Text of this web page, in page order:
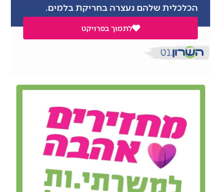
הכלכלית שלהם נעצרה בחריקת בלמים.
לתמוך בפרויקט